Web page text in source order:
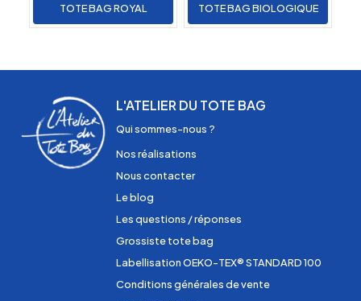
TOTE BAG ROYAL TOTE BAG BIOLOGIQUE
L'ATELIER DU TOTE BAG
Qui sommes-nous ?
Nos réalisations
Nous contacter
Le blog
Les questions / réponses
Grossiste tote bag
Labellisation OEKO-TEX® STANDARD 100
Conditions générales de vente